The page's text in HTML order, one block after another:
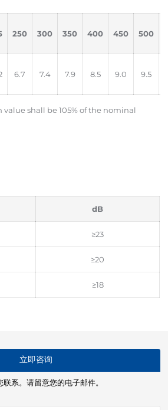
250 300 350 400 450 500
6.7 7.4 7.9 8.5 9.0 9.5
shall be 105% of the nominal
dB
≥23
≥20
≥18
立即咨询
系。请留意您的电子邮件。